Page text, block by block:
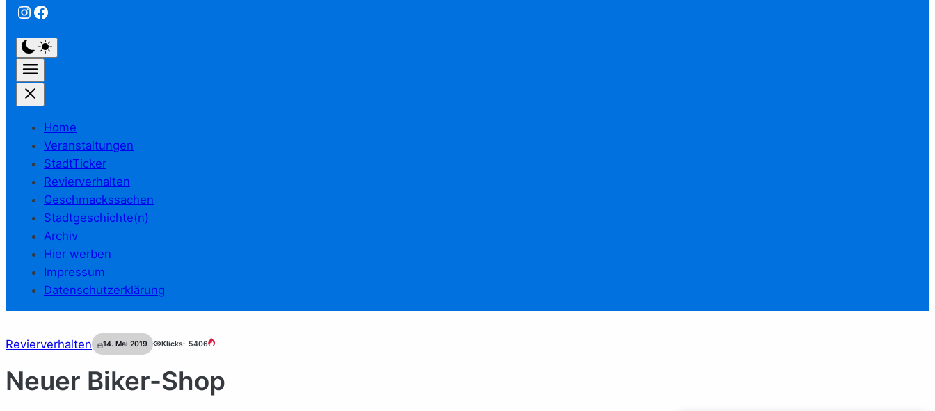
Instagram
Facebook
Home
Veranstaltungen
StadtTicker
Revierverhalten
Geschmackssachen
Stadtgeschichte(n)
Archiv
Hier werben
Impressum
Datenschutzerklärung
Revierverhalten 14. Mai 2019 Klicks: 5406
Neuer Biker-Shop